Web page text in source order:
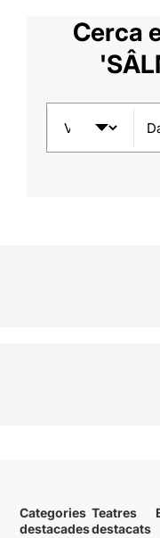
Cerca
Categories
destacades
Teatres
destacats